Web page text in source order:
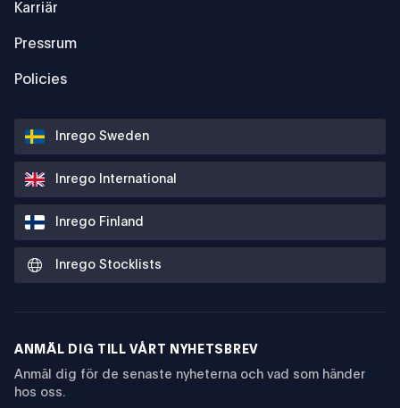
Karriär
Pressrum
Policies
Inrego Sweden
Inrego International
Inrego Finland
Inrego Stocklists
ANMÄL DIG TILL VÅRT NYHETSBREV
Anmäl dig för de senaste nyheterna och vad som händer
hos oss.